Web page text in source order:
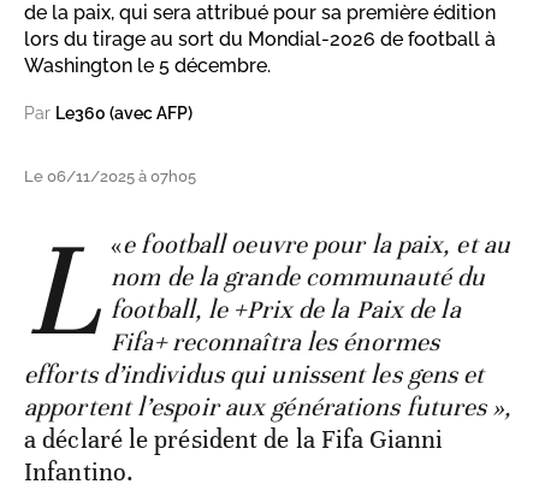
de la paix, qui sera attribué pour sa première édition
lors du tirage au sort du Mondial-2026 de football à
Washington le 5 décembre.
Par Le360 (avec AFP)
Le 06/11/2025 à 07h05
«
L
e football oeuvre pour la paix, et au
nom de la grande communauté du
football, le +Prix de la Paix de la
Fifa+ reconnaîtra les énormes
efforts d’individus qui unissent les gens et
apportent l’espoir aux générations futures »,
a déclaré le président de la Fifa Gianni
Infantino.